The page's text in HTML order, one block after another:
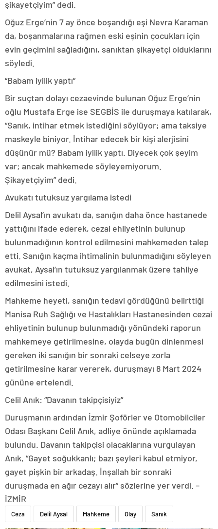
şikayetçiyim” dedi.
Oğuz Erge’nin 7 ay önce boşandığı eşi Nevra Karaman
da, boşanmalarına rağmen eski eşinin çocukları için
evin geçimini sağladığını, sanıktan şikayetçi olduklarını
söyledi.
“Babam iyilik yaptı”
Bir suçtan dolayı cezaevinde bulunan Oğuz Erge’nin
oğlu Mustafa Erge ise SEGBİS ile duruşmaya katılarak,
“Sanık, intihar etmek istediğini söylüyor; ama taksiye
maskeyle biniyor. İntihar edecek bir kişi alerjisini
düşünür mü? Babam iyilik yaptı. Diyecek çok şeyim
var; ancak mahkemede söyleyemiyorum.
Şikayetçiyim” dedi.
Avukatı tutuksuz yargılama istedi
Delil Aysal’ın avukatı da, sanığın daha önce hastanede
yattığını ifade ederek, cezai ehliyetinin bulunup
bulunmadığının kontrol edilmesini mahkemeden talep
etti. Sanığın kaçma ihtimalinin bulunmadığını söyleyen
avukat, Aysal’ın tutuksuz yargılanmak üzere tahliye
edilmesini istedi.
Mahkeme heyeti, sanığın tedavi gördüğünü belirttiği
Manisa Ruh Sağlığı ve Hastalıkları Hastanesinden cezai
ehliyetinin bulunup bulunmadığı yönündeki raporun
mahkemeye getirilmesine, olayda bugün dinlenmesi
gereken iki sanığın bir sonraki celseye zorla
getirilmesine karar vererek, duruşmayı 8 Mart 2024
gününe ertelendi.
Celil Anık: “Davanın takipçisiyiz”
Duruşmanın ardından İzmir Şoförler ve Otomobilciler
Odası Başkanı Celil Anık, adliye önünde açıklamada
bulundu. Davanın takipçisi olacaklarına vurgulayan
Anık, “Gayet soğukkanlı; bazı şeyleri kabul etmiyor,
gayet pişkin bir arkadaş. İnşallah bir sonraki
duruşmada en ağır cezayı alır” sözlerine yer verdi. –
İZMİR
Ceza Delil Aysal Mahkeme Olay Sanık